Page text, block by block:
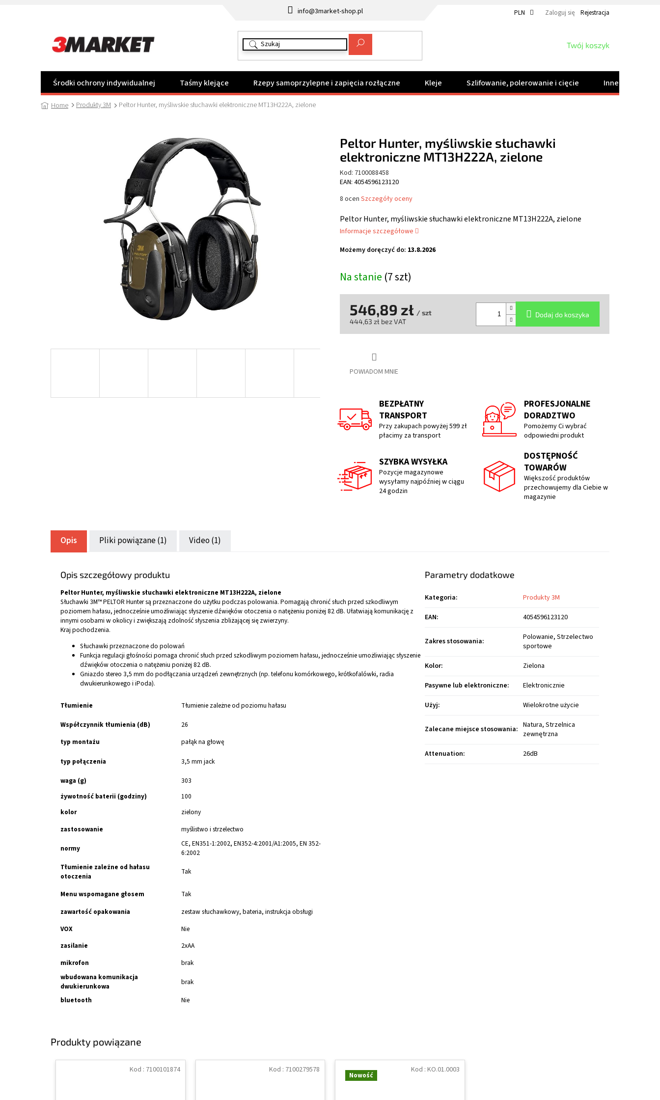
info@3market-shop.pl PLN Zaloguj się Rejestracja
KOSZYK
Twój koszyk
Środki ochrony indywidualnej Taśmy klejące Rzepy samoprzylepne i zapięcia rozłączne Kleje Szlifowanie, polerowanie i cięcie Inne produkty
Home Produkty 3M Peltor Hunter, myśliwskie słuchawki elektroniczne MT13H222A, zielone
Na stanie (7 szt)
Możemy doręczyć do: 13.8.2026
Peltor Hunter, myśliwskie słuchawki elektroniczne MT13H222A, zielone
Informacje szczegółowe
POWIADOM MNIE
546,89 zł / szt
444,63 zł bez VAT
Dodaj do koszyka
Peltor Hunter, myśliwskie słuchawki
elektroniczne MT13H222A, zielone
Kod: 7100088458
EAN: 4054596123120
Średnia
produktu
wynosi
4,3
na
5
8 ocen Szczegóły oceny
BEZPŁATNY
TRANSPORT
Przy zakupach powyżej 599 zł
płacimy za transport
PROFESJONALNE
DORADZTWO
Pomożemy Ci wybrać
odpowiedni produkt
SZYBKA WYSYŁKA
Pozycje magazynowe
wysyłamy najpóźniej w ciągu
24 godzin
DOSTĘPNOŚĆ
TOWARÓW
Większość produktów
przechowujemy dla Ciebie w
magazynie
Produkty powiązane
Kod : 7100101874 Kod : 7100279578
Nowość
Kod : KO.01.0003
Opis Pliki powiązane (1) Video (1)
Opis szczegółowy produktu
Peltor Hunter, myśliwskie słuchawki elektroniczne MT13H222A, zielone
Słuchawki 3M™ PELTOR Hunter są przeznaczone do użytku podczas polowania. Pomagają chronić słuch przed szkodliwym
poziomem hałasu, jednocześnie umożliwiając słyszenie dźwięków otoczenia o natężeniu poniżej 82 dB. Ułatwiają komunikację z
innymi osobami w okolicy i zwiększają zdolność słyszenia zbliżającej się zwierzyny.
Kraj pochodzenia.
Słuchawki przeznaczone do polowań
Funkcja regulacji głośności pomaga chronić słuch przed szkodliwym poziomem hałasu, jednocześnie umożliwiając słyszenie
dźwięków otoczenia o natężeniu poniżej 82 dB.
Gniazdo stereo 3,5 mm do podłączania urządzeń zewnętrznych (np. telefonu komórkowego, krótkofalówki, radia
dwukierunkowego i iPoda).
Tłumienie Tłumienie zależne od poziomu hałasu
Współczynnik tłumienia (dB)
26
typ montażu
pałąk na głowę
typ połączenia 3,5 mm jack
waga (g)
303
żywotność baterii (godziny)
100
kolor
zielony
zastosowanie
myślistwo i strzelectwo
normy
CE, EN351-1:2002, EN352-4:2001/A1:2005, EN 352-
6:2002
Tłumienie zależne od hałasu
otoczenia
Tak
Menu wspomagane głosem
Tak
zawartość opakowania
zestaw słuchawkowy, bateria, instrukcja obsługi
VOX
Nie
zasilanie
2xAA
mikrofon
brak
wbudowana komunikacja
dwukierunkowa
brak
bluetooth
Nie
Parametry dodatkowe
Kategoria:
Produkty 3M
EAN: 4054596123120
Zakres stosowania:
Polowanie, Strzelectwo
sportowe
Kolor:
Zielona
Pasywne lub elektroniczne:
Elektronicznie
Użyj: Wielokrotne użycie
Zalecane miejsce stosowania: Natura, Strzelnica
zewnętrzna
Attenuation: 26dB